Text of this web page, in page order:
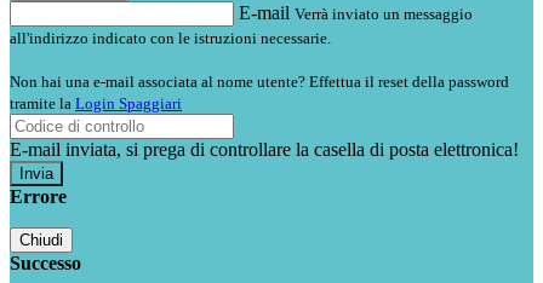
E-mail Verrà inviato un messaggio
all'indirizzo indicato con le istruzioni necessarie.
Non hai una e-mail associata al nome utente? Effettua il reset della password
tramite la Login Spaggiari
E-mail inviata, si prega di controllare la casella di posta elettronica!
Errore
Chiudi
Successo